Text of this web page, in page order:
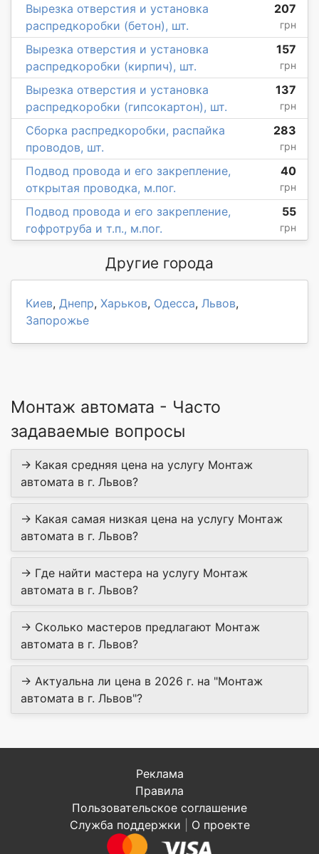
Вырезка отверстия и установка
распредкоробки (бетон), шт.
207
грн
Вырезка отверстия и установка
распредкоробки (кирпич), шт.
157
грн
Вырезка отверстия и установка
распредкоробки (гипсокартон), шт.
137
грн
Сборка распредкоробки, распайка
проводов, шт.
283
грн
Подвод провода и его закрепление,
открытая проводка, м.пог.
40
грн
Подвод провода и его закрепление,
гофротруба и т.п., м.пог.
55
грн
Другие города
Киев, Днепр, Харьков, Одесса, Львов,
Запорожье
Монтаж автомата - Часто
задаваемые вопросы
→ Какая средняя цена на услугу Монтаж
автомата в г. Львов?
→ Какая самая низкая цена на услугу Монтаж
автомата в г. Львов?
→ Где найти мастера на услугу Монтаж
автомата в г. Львов?
→ Сколько мастеров предлагают Монтаж
автомата в г. Львов?
→ Актуальна ли цена в 2026 г. на "Монтаж
автомата в г. Львов"?
Реклама
Правила
Пользовательское соглашение
Служба поддержки
О проекте